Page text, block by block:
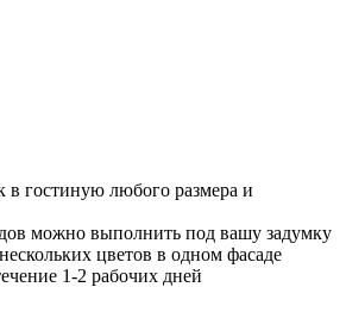
в гостиную любого размера и
можно выполнить под вашу задумку
цветов в одном фасаде
1-2 рабочих дней